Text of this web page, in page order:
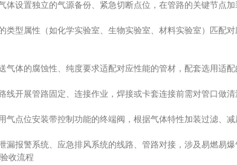
设置独立的气源备份、紧急切断点位，在管路的关键节点
型属性（如化学实验室、生物实验室、材料实验室）匹配
体的腐蚀性、纯度要求适配对应性能的管材，配套选用适
开展管路固定、连接作业，焊接或卡套连接前需对管口做
点位安装带控制功能的终端阀，根据气体特性加装过滤、减
报警系统、应急排风系统的线路、管路对接，涉及易燃易爆
收流程